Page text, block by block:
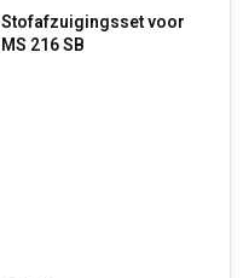
Stofafzuigingsset voor
MS 216 SB